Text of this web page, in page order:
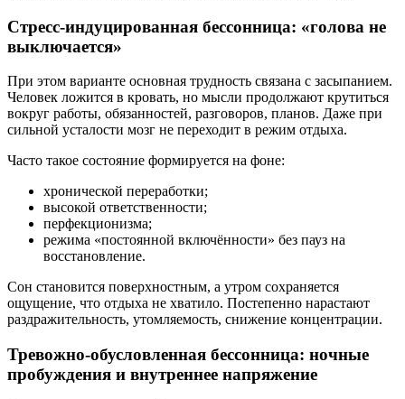
Стресс-индуцированная бессонница: «голова не
выключается»
При этом варианте основная трудность связана с засыпанием.
Человек ложится в кровать, но мысли продолжают крутиться
вокруг работы, обязанностей, разговоров, планов. Даже при
сильной усталости мозг не переходит в режим отдыха.
Часто такое состояние формируется на фоне:
хронической переработки;
высокой ответственности;
перфекционизма;
режима «постоянной включённости» без пауз на
восстановление.
Сон становится поверхностным, а утром сохраняется
ощущение, что отдыха не хватило. Постепенно нарастают
раздражительность, утомляемость, снижение концентрации.
Тревожно-обусловленная бессонница: ночные
пробуждения и внутреннее напряжение